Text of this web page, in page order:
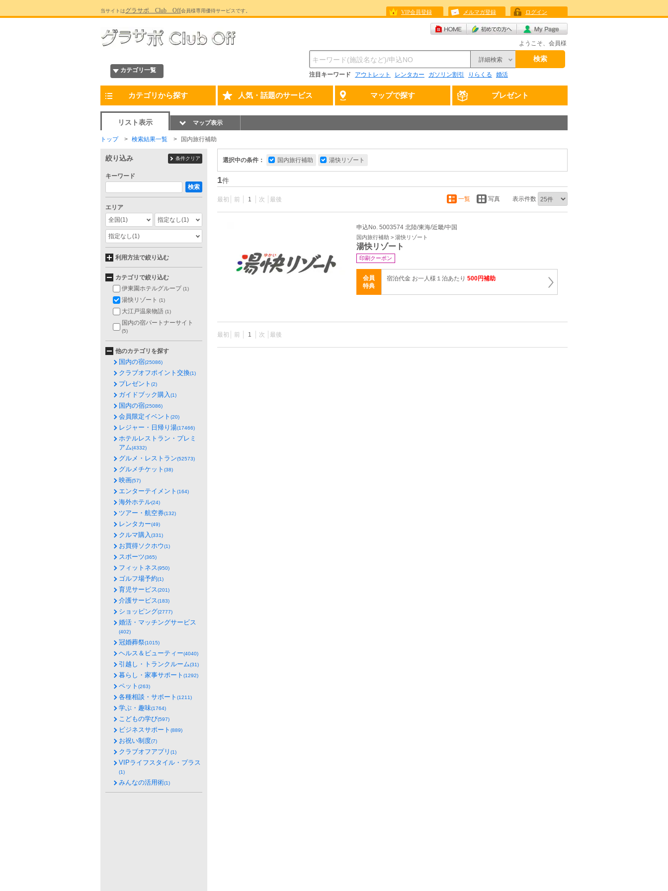
当サイトはグラサポ Club Off会員様専用優待サービスです。 VIP会員登録 メルマガ登録 ログイン
ようこそ、会員様
カテゴリ一覧
詳細検索 検索
注目キーワード アウトレット レンタカー ガソリン割引 りらくる 婚活
カテゴリから探す 人気・話題のサービス マップで探す プレゼント
リスト表示 マップ表示
トップ 検索結果一覧 国内旅行補助
選択中の条件： 国内旅行補助 湯快リゾート
1件
最初 前 1 次 最後 一覧 写真 表示件数
申込No. 5003574 北陸/東海/近畿/中国
国内旅行補助 > 湯快リゾート
湯快リゾート
印刷クーポン
会員
特典
宿泊代金 お一人様１泊あたり 500円補助
最初 前 1 次 最後
絞り込み 条件クリア
キーワード
検索
エリア
全国(1) 指定なし(1)
指定なし(1)
利用方法で絞り込む
カテゴリで絞り込む
伊東園ホテルグループ(1)
湯快リゾート (1)
大江戸温泉物語 (1)
国内の宿パートナーサイト
(5)
他のカテゴリを探す
国内の宿(25086)
クラブオフポイント交換(1)
プレゼント (2)
ガイドブック購入(1)
国内の宿(25086)
会員限定イベント (20)
レジャー・日帰り湯(17466)
ホテルレストラン・プレミ
アム(4332)
グルメ・レストラン(52573)
グルメチケット (38)
映画(57)
エンターテイメント (164)
海外ホテル(24)
ツアー・航空券(132)
レンタカー(49)
クルマ購入(331)
お買得ソクホウ(1)
スポーツ(365)
フィットネス(950)
ゴルフ場予約(1)
育児サービス(201)
介護サービス(183)
ショッピング(2777)
婚活・マッチングサービス
(402)
冠婚葬祭(1015)
ヘルス＆ビューティー(4040)
引越し・トランクルーム(31)
暮らし・家事サポート (1292)
ペット (263)
各種相談・サポート (1211)
学ぶ・趣味(1764)
こどもの学び(597)
ビジネスサポート (889)
お祝い制度(7)
クラブオフアプリ (1)
VIPライフスタイル・プラス
(1)
みんなの活用術(1)